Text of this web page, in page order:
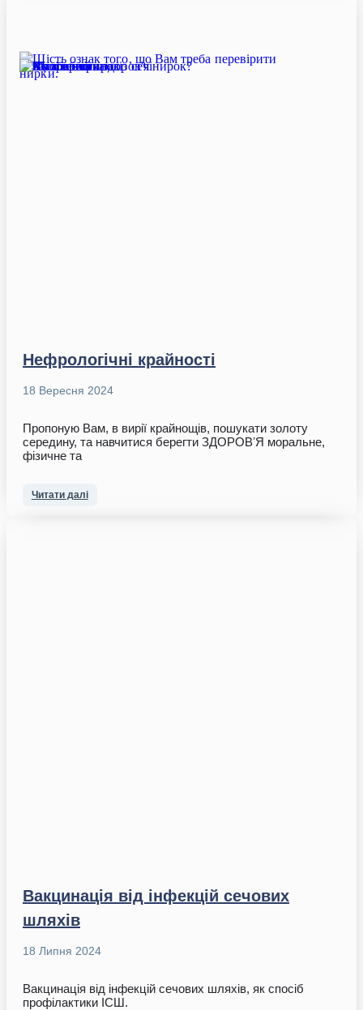
Нефрологічні крайності
18 Вересня 2024
Пропоную Вам, в вирії крайнощів, пошукати золоту
середину, та навчитися берегти ЗДОРОВʼЯ моральне,
фізичне та
Читати далі
Вакцинація від інфекцій сечових
шляхів
18 Липня 2024
Вакцинація від інфекцій сечових шляхів, як спосіб
профілактики ІСШ.